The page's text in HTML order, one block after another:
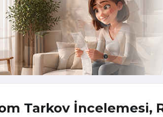
Tarkov İncelemesi,